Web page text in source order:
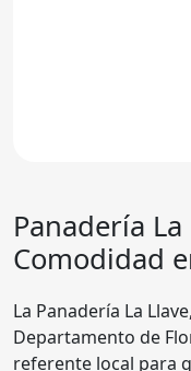
Panadería
Comodidad
La Panadería La
Departamento de
referente local para